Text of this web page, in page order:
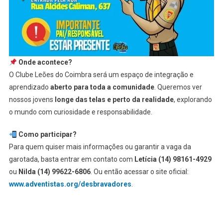
Onde acontece?
O Clube Leões do Coimbra será um espaço de integração e
aprendizado aberto para toda a comunidade. Queremos ver
nossos jovens longe das telas e perto da realidade, explorando
o mundo com curiosidade e responsabilidade.
Como participar?
Para quem quiser mais informações ou garantir a vaga da
garotada, basta entrar em contato com Letícia (14) 98161-4929
ou Nilda (14) 99622-6806. Ou então acessar o site oficial:
www.adventistas.org/desbravadores.